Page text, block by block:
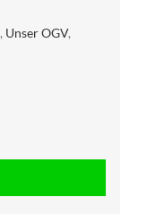
, Unser OGV,